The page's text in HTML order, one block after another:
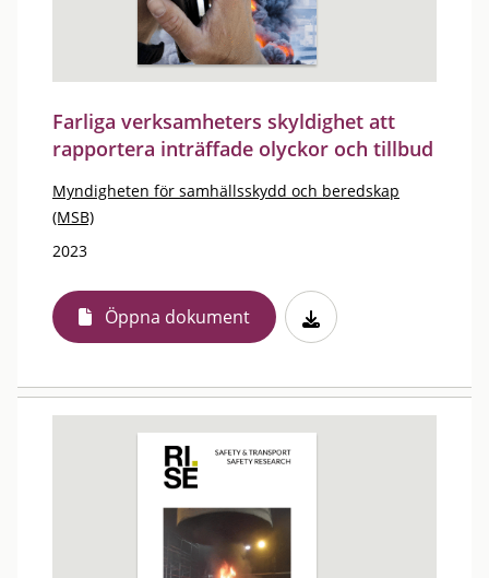
Farliga verksamheters skyldighet att
rapportera inträffade olyckor och tillbud
Myndigheten för samhällsskydd och beredskap
(MSB)
2023
Öppna dokument